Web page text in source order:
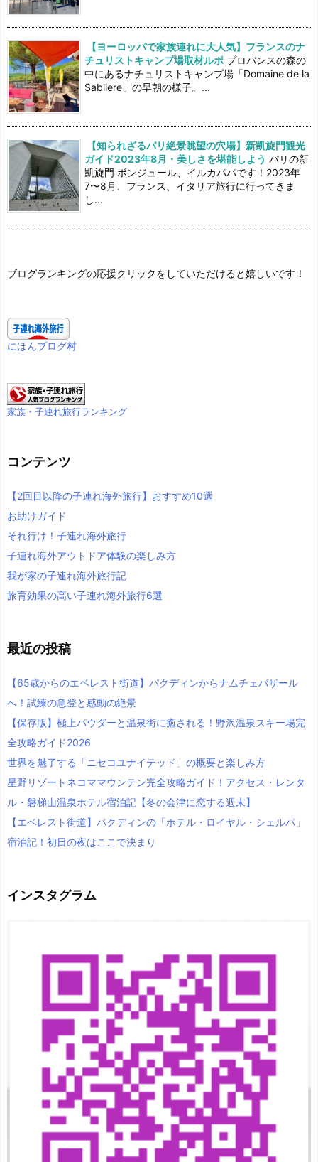
【ヨーロッパで家族連れに大人気】フランスのナ
チュリストキャンプ場取材ルポ プロバンスの森の
中にあるナチュリストキャンプ場「Domaine de la
Sabliere」の早朝の様子。...
【知られざるパリ絶景眺望の穴場】新凱旋門観光
ガイド2023年8月・美しさを堪能しよう パリの新
凱旋門 ボンジュール、イルカパパです！2023年
7〜8月、フランス、イタリア旅行に行ってきま
し...
ブログランキングの応援クリックをしていただけると嬉しいです！
にほんブログ村
家族・子連れ旅行ランキング
コンテンツ
【2回目以降の子連れ海外旅行】おすすめ10選
お助けガイド
それ行け！子連れ海外旅行
子連れ海外アウトドア体験の楽しみ方
我が家の子連れ海外旅行記
旅育効果の高い子連れ海外旅行6選
最近の投稿
【65歳からのエベレスト街道】パクディンからナムチェバザール
へ！試練の急登と感動の絶景
【保存版】極上パウダーと温泉街に癒される！野沢温泉スキー場完
全攻略ガイド2026
世界を魅了する「ニセコユナイテッド」の概要と楽しみ方
星野リゾートネコママウンテン完全攻略ガイド！アクセス・レンタ
ル・磐梯山温泉ホテル宿泊記【冬の会津に恋する週末】
【エベレスト街道】パクディンの「ホテル・ロイヤル・シェルパ」
宿泊記！初日の夜はここで決まり
インスタグラム